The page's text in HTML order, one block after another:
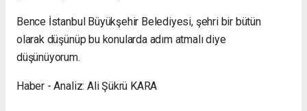
Bence İstanbul Büyükşehir Belediyesi, şehri bir bütün
olarak düşünüp bu konularda adım atmalı diye
düşünüyorum.
Haber - Analiz: Ali Şükrü KARA